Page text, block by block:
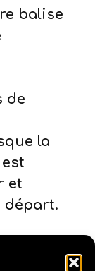
balise
de
la
et
départ.
de